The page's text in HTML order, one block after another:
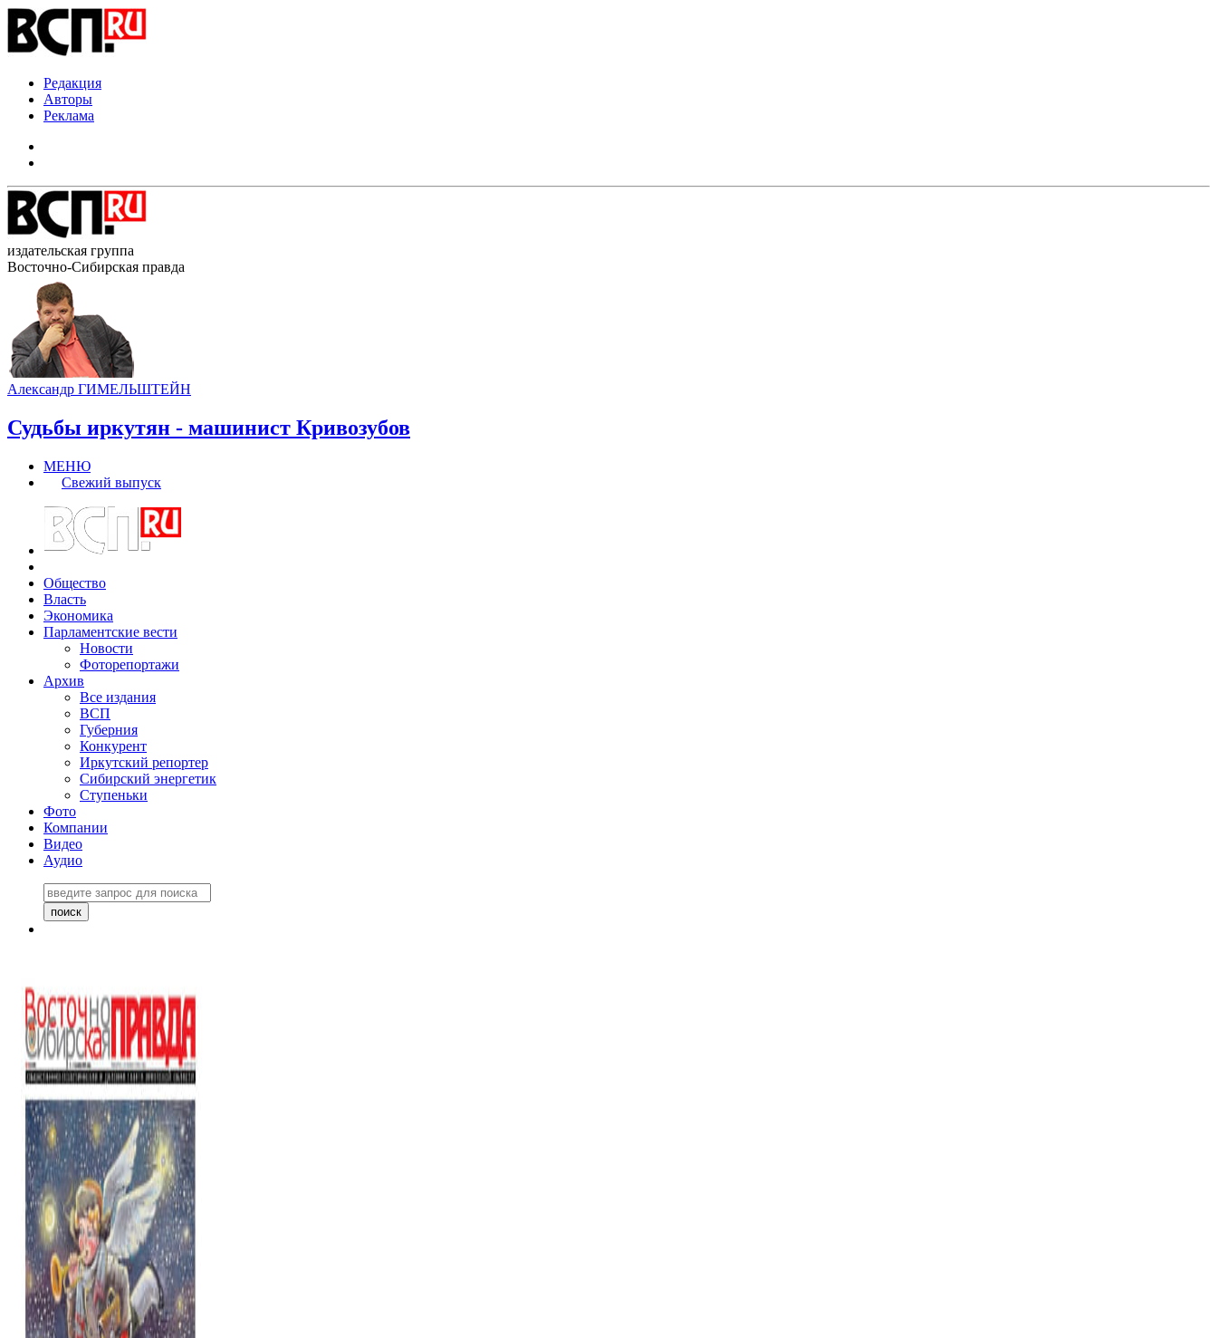
Редакция
Авторы
Реклама
издательская группа
Восточно-Сибирская правда
Александр ГИМЕЛЬШТЕЙН
Судьбы иркутян - машинист Кривозубов
МЕНЮ
Свежий выпуск
Общество
Власть
Экономика
Парламентские вести
Новости
Фоторепортажи
Архив
Все издания
ВСП
Губерния
Конкурент
Иркутский репортер
Сибирский энергетик
Ступеньки
Фото
Компании
Видео
Аудио